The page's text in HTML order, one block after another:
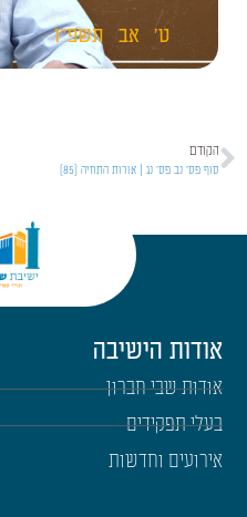
ט' אב תשפ"ו
הקודם
סוף פס' נב פס' נג | אורות התחיה [85]
אודות הישיבה
אודות שבי חברון
בעלי תפקידים
אירועים וחדשות